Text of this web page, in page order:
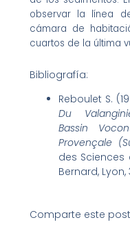
observar la línea
cámara de
cuartos de la última
Bibliografía:
Reboulet S.
Du
Bassin
Provençale
des Sciences
Bernard, Lyon,
Comparte este